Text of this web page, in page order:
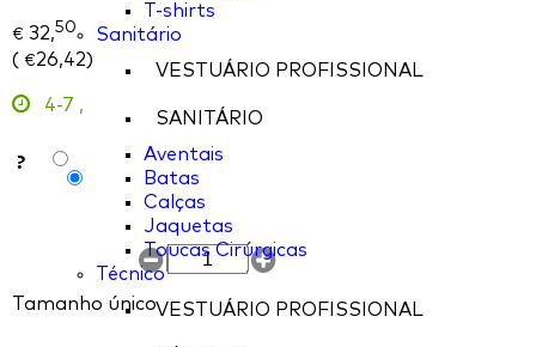
T-shirts
Sanitário
VESTUÁRIO PROFISSIONAL
SANITÁRIO
Aventais
Batas
Calças
Jaquetas
Toucas Cirúrgicas
Técnico
VESTUÁRIO PROFISSIONAL
€ 32,50
( €26,42)
4-7 ,
?
Tamanho único